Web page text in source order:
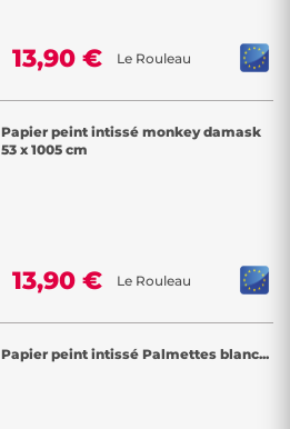
13,90 € Le Rouleau
Papier peint intissé monkey damask
53 x 1005 cm
13,90 € Le Rouleau
Papier peint intissé Palmettes blanc...